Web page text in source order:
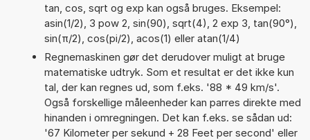
tan, cos, sqrt og exp kan også bruges. Eksempel:
asin(1/2), 3 pow 2, sin(90), sqrt(4), 2 exp 3, tan(90°),
sin(π/2), cos(pi/2), acos(1) eller atan(1/4)
Regnemaskinen gør det derudover muligt at bruge
matematiske udtryk. Som et resultat er det ikke kun
tal, der kan regnes ud, som f.eks. '88 * 49 km/s'.
Også forskellige måleenheder kan parres direkte med
hinanden i omregningen. Det kan f.eks. se sådan ud:
'67 Kilometer per sekund + 28 Feet per second' eller